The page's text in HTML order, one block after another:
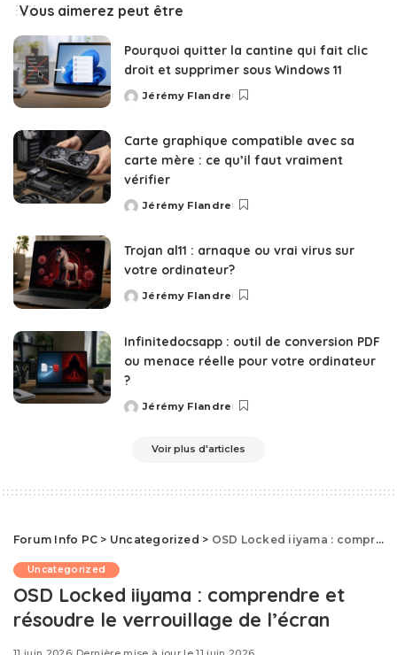
Vous aimerez peut être
Pourquoi quitter la cantine qui fait clic
droit et supprimer sous Windows 11
Posted
Jérémy Flandre
Carte graphique compatible avec sa
carte mère : ce qu’il faut vraiment
vérifier
Posted
Jérémy Flandre
Trojan al11 : arnaque ou vrai virus sur
votre ordinateur?
Posted
Jérémy Flandre
Infinitedocsapp : outil de conversion PDF
ou menace réelle pour votre ordinateur
?
Posted
Jérémy Flandre
Voir plus d'articles
Forum Info PC > Uncategorized > OSD Locked iiyama : comprendre et résoudre le verrouillage de l’écran
Uncategorized
OSD Locked iiyama : comprendre et
résoudre le verrouillage de l’écran